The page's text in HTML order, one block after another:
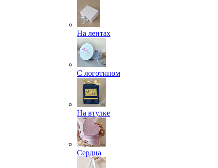
На лентах
С логотипом
На втулке
Сердца